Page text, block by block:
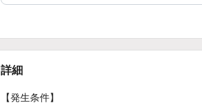
詳細
【発生条件】